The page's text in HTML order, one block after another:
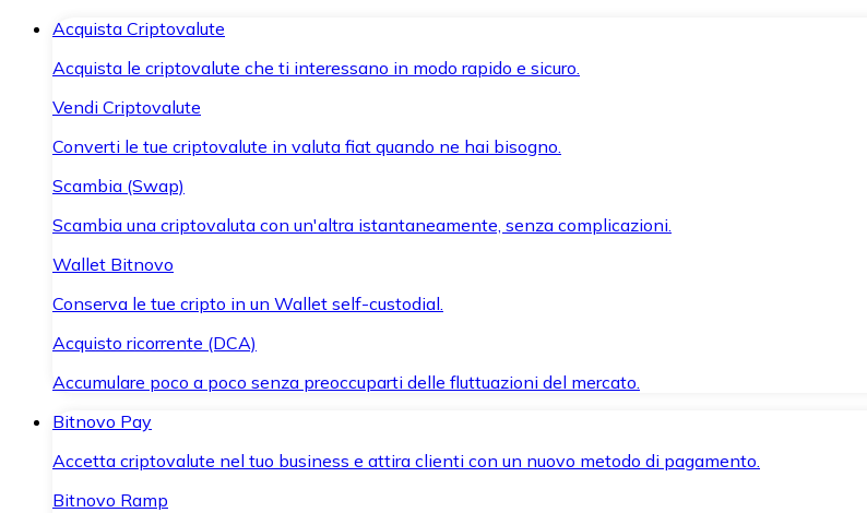
Acquista Criptovalute
Acquista le criptovalute che ti interessano in modo rapido e sicuro.
Vendi Criptovalute
Converti le tue criptovalute in valuta fiat quando ne hai bisogno.
Scambia (Swap)
Scambia una criptovaluta con un'altra istantaneamente, senza complicazioni.
Wallet Bitnovo
Conserva le tue cripto in un Wallet self-custodial.
Acquisto ricorrente (DCA)
Accumulare poco a poco senza preoccuparti delle fluttuazioni del mercato.
Bitnovo Pay
Accetta criptovalute nel tuo business e attira clienti con un nuovo metodo di pagamento.
Bitnovo Ramp